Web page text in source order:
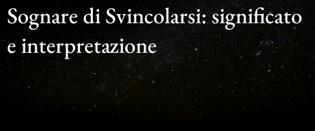
Sognare di Svincolarsi: significato
e interpretazione